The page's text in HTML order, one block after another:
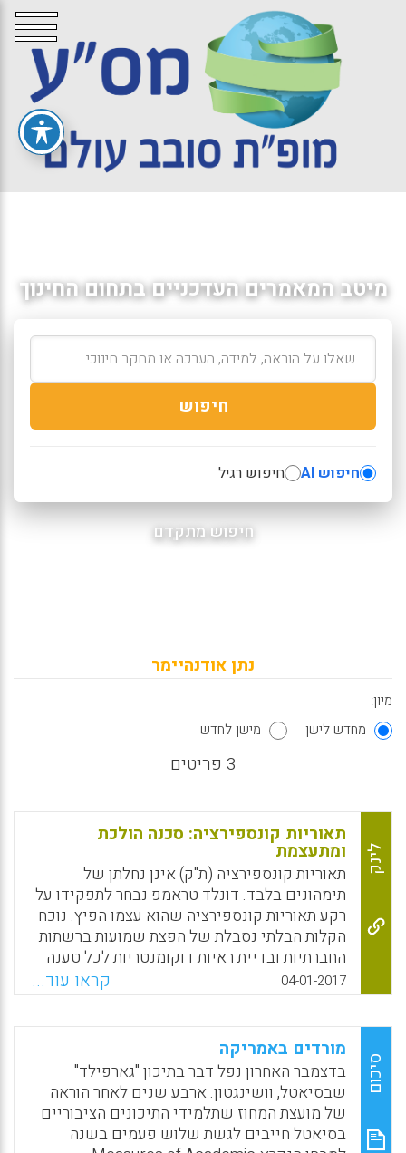
מיטב המאמרים העדכניים בתחום החינוך
חיפוש
חיפוש AI חיפוש רגיל
חיפוש מתקדם
נתן אודנהיימר
מיון:
מחדש לישן
מישן לחדש
3 פריטים
לינק
תאוריות קונספירציה: סכנה הולכת
ומתעצמת
תאוריות קונספירציה (ת"ק) אינן נחלתן של
תימהונים בלבד. דונלד טראמפ נבחר לתפקידו על
רקע תאוריות קונספירציה שהוא עצמו הפיץ. נוכח
הקלות הבלתי נסבלת של הפצת שמועות ברשתות
החברתיות ובדיית ראיות דוקומנטריות לכל טענה
— האם עלינו להיאבק בתופעה זו כמו
שעושהמערכת החינוך בצרפת? (נתן אודנהיימר).
WhatsApp
Facebook
Email
X
04-01-2017 קראו עוד...
סיכום
מורדים באמריקה
בדצמבר האחרון נפל דבר בתיכון "גארפילד"
שבסיאטל, וושינגטון. ארבע שנים לאחר הוראה
של מועצת המחוז שתלמידי התיכונים הציבוריים
בסיאטל חייבים לגשת שלוש פעמים בשנה